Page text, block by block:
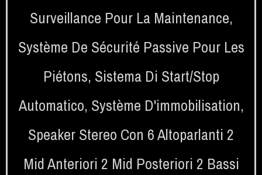
Surveillance Pour La Maintenance,
Système De Sécurité Passive Pour Les
Piétons, Sistema Di Start/stop
Automatico, Système D'immobilisation,
Speaker Stereo Con 6 Altoparlanti 2
Mid Anteriori 2 Mid Posteriori 2 Bassi